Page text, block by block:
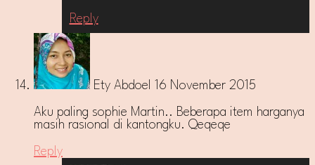
Reply
Ety Abdoel 16 November 2015
Aku paling sophie Martin.. Beberapa item harganya
masih rasional di kantongku. Qeqeqe
Reply